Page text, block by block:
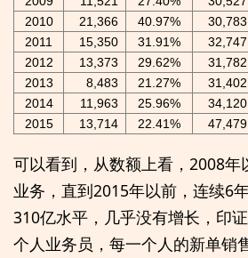
2010
21,366 40.97% 30,783
2011
15,350 31.91% 32,747
2012
13,373 29.62% 31,782
2013
8,483 21.27% 31,402
2014
11,963 25.96% 34,120
2015
13,714 22.41% 47,479
可以看到，从数额上看，2008年
业务，直到2015年以前，连续6
310亿水平，几乎没有增长，印
个人业务员，每一个人的新单销